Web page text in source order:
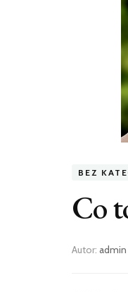
BEZ
Co
Autor: admin